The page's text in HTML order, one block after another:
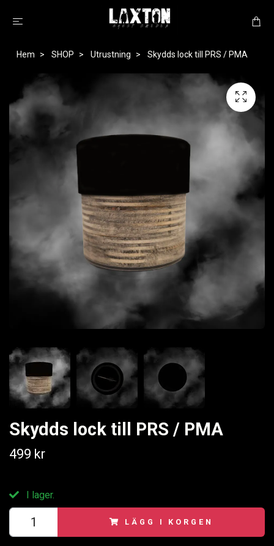
Hem SHOP Utrustning Skydds lock till PRS / PMA
Skydds lock till PRS / PMA
499 kr
I lager.
LÄGG I KORGEN